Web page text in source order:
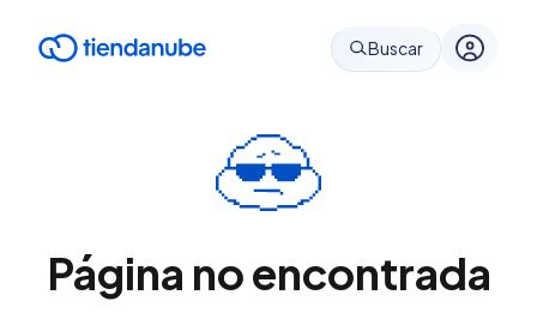
Buscar
Página no encontrada